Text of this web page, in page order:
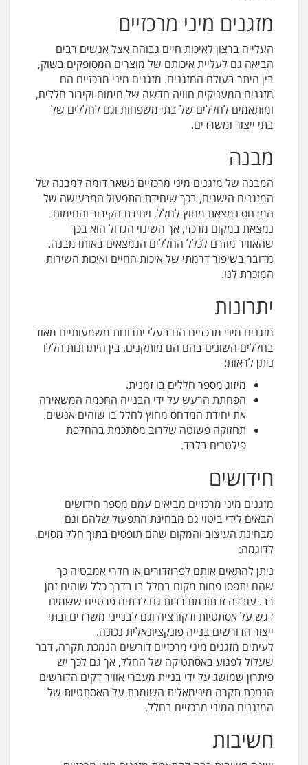
מזגנים מיני מרכזיים
העלייה ברצון לאיכות חיים גבוהה אצל אנשים רבים
הביאה גם לעליית איכותם של מוצרים המסופקים בשוק,
בין היתר בעולם המזגנים. מזגנים מיני מרכזיים הם
מזגנים המעניקים חוויה חדשה של חימום וקירור חללים,
ומותאמים לחללים של בתי משפחות וגם לחללים של
בתי ייצור ומשרדים.
מבנה
המבנה של מזגנים מיני מרכזיים נשאר דומה למבנה של
המזגנים הישנים, בכך שיחידת התפעול המרעישה של
המדחס נמצאת מחוץ לחלל, ויחידת הקירור והחימום
נמצאת במקום מרכזי, אך השינוי הגדול הוא בכך
שהאוויר מוזרם לכלל החללים הנמצאים באותו מבנה.
מדובר בשיפור דרמתי של איכות החיים ואיכות השירות
המוכרת לנו.
יתרונות
מזגנים מיני מרכזיים הם בעלי יתרונות משמעותיים מאוד
בחללים השונים בהם הם מותקנים. בין היתרונות הללו
ניתן לראות:
מיזוג מספר חללים בו זמנית.
הפחתת הרעש על ידי הבנייה החכמה המשאירה
את יחידת המדחס מחוץ לחלל בו שוהים אנשים.
תחזוקה פשוטה שלרוב מסתכמת בהחלפת
פילטרים בלבד.
חידושים
מזגנים מיני מרכזיים מביאים עמם מספר חידושים
הבאים לידי ביטוי גם מבחינת התפעול שלהם וגם
מבחינת העיצוב והמקום שהם תופסים בתוך חלל מסוים,
לדוגמה:
ניתן להתאים אותם לפרוזדורים או חדרי אמבטיה כך
שהם יתפסו פחות מקום בחלל בו בדרך כלל שוהים זמן
רב. עובדה זו תורמת רבות גם לבתים פרטיים ששמים
דגש על אסתטיות ודקורציה וגם לבנייני משרדים ובתי
ייצור הדורשים בנייה פונקציונאלית נכונה.
לעיתים מזגנים מיני מרכזיים דורשים הנמכת תקרה, דבר
שעלול לפגוע באסתטיקה של החלל, אך גם לכך יש
פיתרון שמושג על ידי בניית מעברי אוויר דקים הדורשים
הנמכת תקרה מינימאלית השומרת על האסתטיות של
המזגנים המיני מרכזיים בחלל.
חשיבות